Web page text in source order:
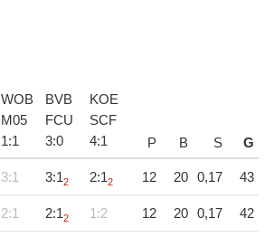
WOB
M05
1:1
BVB
FCU
3:0
KOE
SCF
4:1 P B S G
3:1 3:12 2:12 12 20 0,17 43
2:1 2:12 1:2 12 20 0,17 42